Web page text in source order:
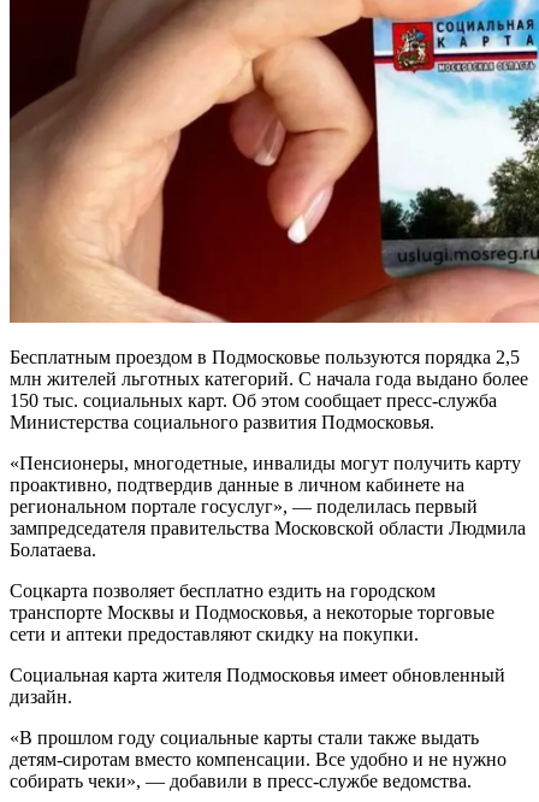
Бесплатным проездом в Подмосковье пользуются порядка 2,5
млн жителей льготных категорий. С начала года выдано более
150 тыс. социальных карт. Об этом сообщает пресс-служба
Министерства социального развития Подмосковья.
«Пенсионеры, многодетные, инвалиды могут получить карту
проактивно, подтвердив данные в личном кабинете на
региональном портале госуслуг», — поделилась первый
зампредседателя правительства Московской области Людмила
Болатаева.
Соцкарта позволяет бесплатно ездить на городском
транспорте Москвы и Подмосковья, а некоторые торговые
сети и аптеки предоставляют скидку на покупки.
Социальная карта жителя Подмосковья имеет обновленный
дизайн.
«В прошлом году социальные карты стали также выдать
детям-сиротам вместо компенсации. Все удобно и не нужно
собирать чеки», — добавили в пресс-службе ведомства.